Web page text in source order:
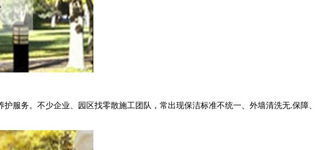
服务。不少企业、园区找零散施工团队，常出现保洁标准不统一、外墙清洗无.保障、